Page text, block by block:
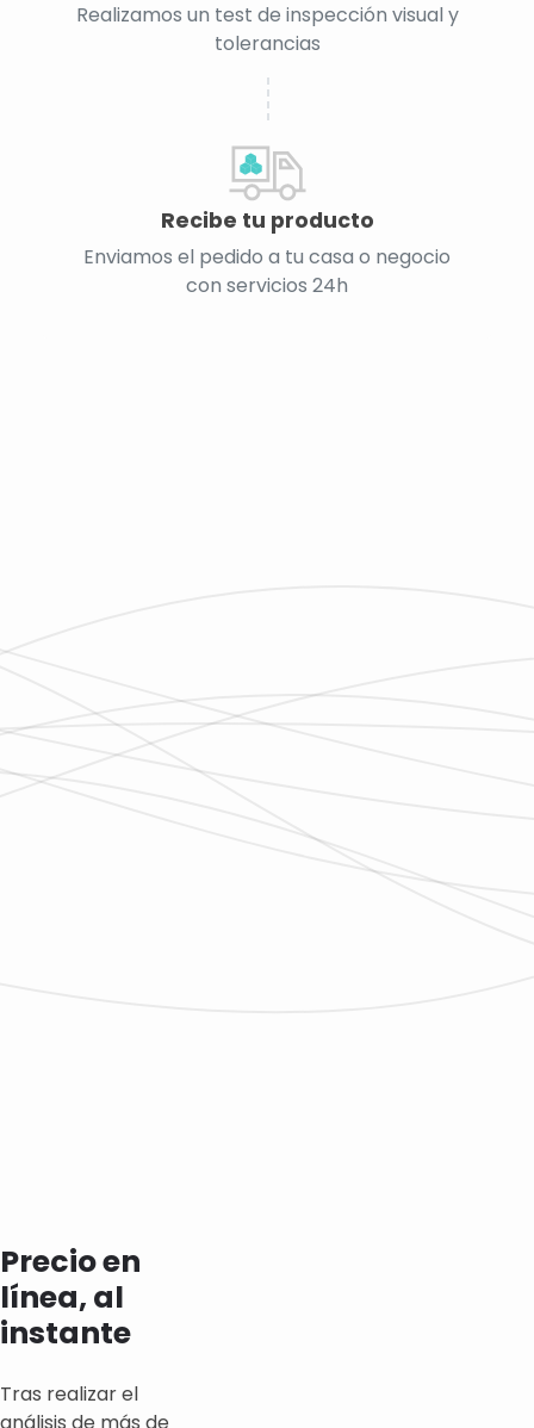
Realizamos un test de inspección visual y
tolerancias
Recibe tu producto
Enviamos el pedido a tu casa o negocio
con servicios 24h
Precio en
línea, al
instante
Tras realizar el